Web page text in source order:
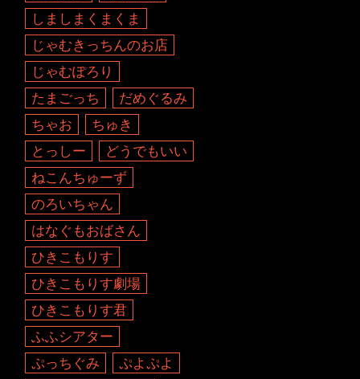
しましまくまくま
じゃむきっちんのお店
じゃむぽろり
たまごっち
だめぐるみ
ちゃお
ちゅき
とっしー
どうでもいい
ねこんちゅーず
のろいちゃん
はなぐもおばさん
ひきこもりす
ひきこもりす劇場
ひきこもりす君
ふふシアター
ぷっちぐみ
ぷよぷよ